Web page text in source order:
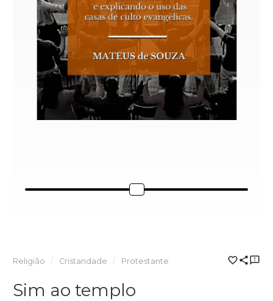
Religião Cristandade Protestante
Sim ao templo